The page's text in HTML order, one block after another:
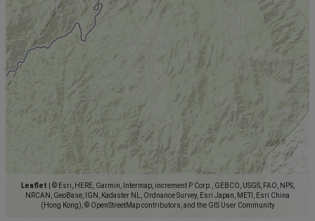
Leaflet
© Esri, HERE, Garmin, Intermap, increment P Corp., GEBCO, USGS, FAO, NPS,
NRCAN, GeoBase, IGN, Kadaster NL, Ordnance Survey, Esri Japan, METI, Esri China
(Hong Kong), © OpenStreetMap contributors, and the GIS User Community